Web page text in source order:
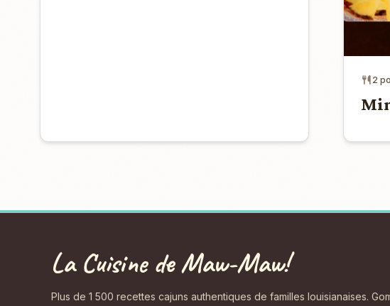
2
La Cuisine de Maw-Maw!
Plus de 1 500 recettes cajuns authentiques de familles louisianaises.